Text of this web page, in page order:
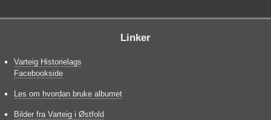
Linker
Varteig Historielags
Facebookside
Les om hvordan bruke albumet
Bilder fra Varteig i Østfold